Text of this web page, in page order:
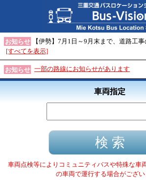
お知らせ
【伊勢】7月1日～9月末まで、道路工
[すべてを表示]
お知らせ 一部の路線にお知らせがあります
車両指定
車両点検等によりコミュニティバスや特殊な車
の車両で運行する場合がござい